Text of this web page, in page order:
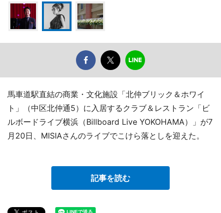
馬車道駅直結の商業・文化施設「北仲ブリック＆ホワイ
ト」（中区北仲通5）に入居するクラブ＆レストラン「ビ
ルボードライブ横浜（Billboard Live YOKOHAMA）」が7
月20日、MISIAさんのライブでこけら落としを迎えた。
記事を読む